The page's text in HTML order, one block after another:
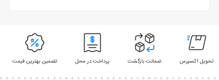
تحویل اکسپرس ضمانت بازگشت پرداخت در محل تضمین بهترین قیمت